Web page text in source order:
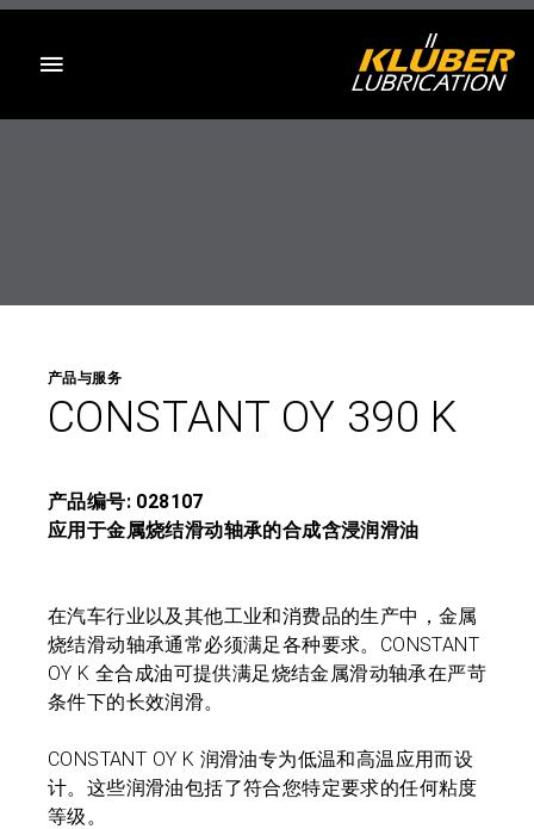
产品与服务
CONSTANT OY 390 K
产品编号: 028107
应用于金属烧结滑动轴承的合成含浸润滑油
在汽车行业以及其他工业和消费品的生产中，金属
烧结滑动轴承通常必须满足各种要求。CONSTANT
OY K 全合成油可提供满足烧结金属滑动轴承在严苛
条件下的长效润滑。
CONSTANT OY K 润滑油专为低温和高温应用而设
计。这些润滑油包括了符合您特定要求的任何粘度
等级。